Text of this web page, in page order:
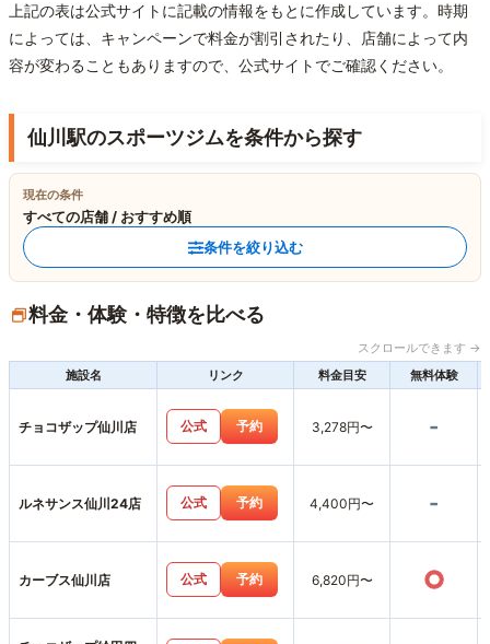
上記の表は公式サイトに記載の情報をもとに作成しています。時期
によっては、キャンペーンで料金が割引されたり、店舗によって内
容が変わることもありますので、公式サイトでご確認ください。
仙川駅のスポーツジムを条件から探す
現在の条件
すべての店舗 / おすすめ順
条件を絞り込む
料金・体験・特徴を比べる
スクロールできます →
施設名
リンク 料金目安 無料体験
チョコザップ仙川店 公式 予約 3,278円〜 -
ルネサンス仙川24店 公式 予約 4,400円〜 -
カーブス仙川店 公式 予約 6,820円〜 ○